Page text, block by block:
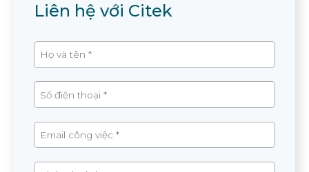
Liên hệ với Citek